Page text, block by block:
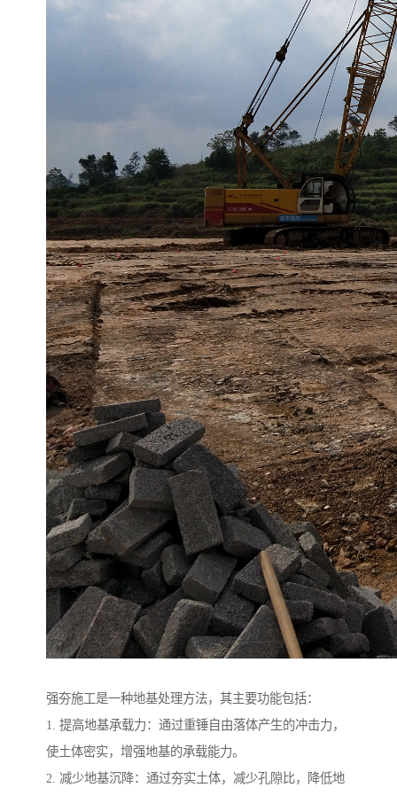
强夯施工是一种地基处理方法，其主要功能包括：
1. 提高地基承载力：通过重锤自由落体产生的冲击力，
使土体密实，增强地基的承载能力。
2. 减少地基沉降：通过夯实土体，减少孔隙比，降低地